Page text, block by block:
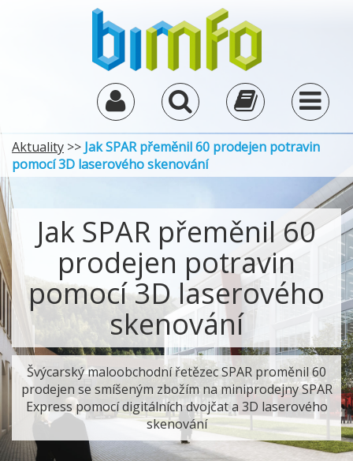
Aktuality >> Jak SPAR přeměnil 60 prodejen potravin
pomocí 3D laserového skenování
Jak SPAR přeměnil 60
prodejen potravin
pomocí 3D laserového
skenování
Švýcarský maloobchodní řetězec SPAR proměnil 60
prodejen se smíšeným zbožím na miniprodejny SPAR
Express pomocí digitálních dvojčat a 3D laserového
skenování